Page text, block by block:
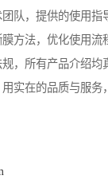
队，提供的使用指
方法，优化使用流
，所有产品介绍均
实在的品质与服务